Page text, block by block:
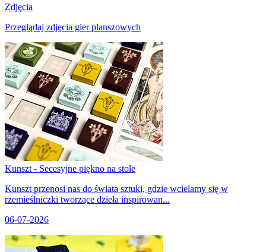
Zdjęcia
Przeglądaj zdjęcia gier planszowych
Kunszt - Secesyjne piękno na stole
Kunszt przenosi nas do świata sztuki, gdzie wcielamy się w
rzemieślniczki tworzące dzieła inspirowan...
06-07-2026